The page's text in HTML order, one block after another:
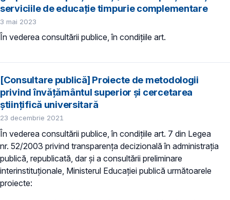
serviciile de educație timpurie complementare
3 mai 2023
În vederea consultării publice, în condiţiile art.
[Consultare publică] Proiecte de metodologii
privind învățământul superior și cercetarea
științifică universitară
23 decembrie 2021
În vederea consultării publice, în condiţiile art. 7 din Legea
nr. 52/2003 privind transparenţa decizională în administraţia
publică, republicată, dar și a consultării preliminare
interinstituționale, Ministerul Educaţiei publică următoarele
proiecte: